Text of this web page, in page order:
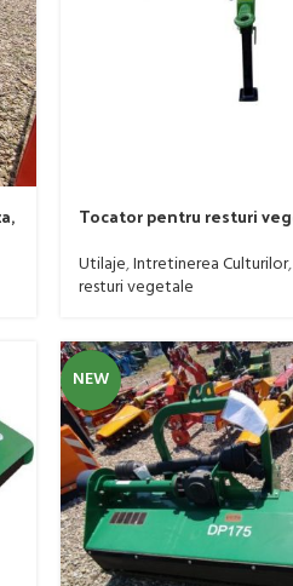
Tocator pentru resturi
tractat, minim 40 CP
Utilaje,Intretinerea Culturilor,
resturi vegetale
NEW